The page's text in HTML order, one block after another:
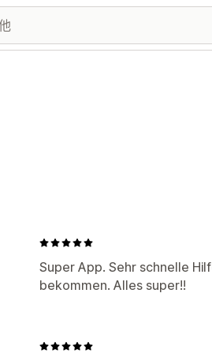
Super App. Sehr schnelle
bekommen. Alles super!!